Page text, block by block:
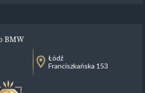
BMW
Łódź
Franciszkańska 153